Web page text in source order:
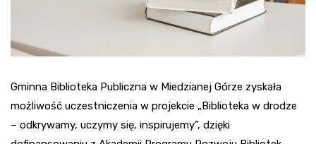
Gminna Biblioteka Publiczna w Miedzianej Górze zyskała
możliwość uczestniczenia w projekcie „Biblioteka w drodze
– odkrywamy, uczymy się, inspirujemy”, dzięki